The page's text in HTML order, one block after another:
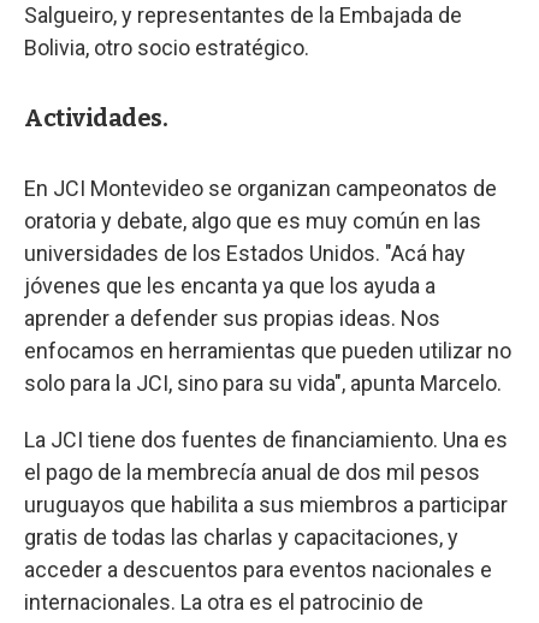
Salgueiro, y representantes de la Embajada de
Bolivia, otro socio estratégico.
Actividades.
En JCI Montevideo se organizan campeonatos de
oratoria y debate, algo que es muy común en las
universidades de los Estados Unidos. "Acá hay
jóvenes que les encanta ya que los ayuda a
aprender a defender sus propias ideas. Nos
enfocamos en herramientas que pueden utilizar no
solo para la JCI, sino para su vida", apunta Marcelo.
La JCI tiene dos fuentes de financiamiento. Una es
el pago de la membrecía anual de dos mil pesos
uruguayos que habilita a sus miembros a participar
gratis de todas las charlas y capacitaciones, y
acceder a descuentos para eventos nacionales e
internacionales. La otra es el patrocinio de